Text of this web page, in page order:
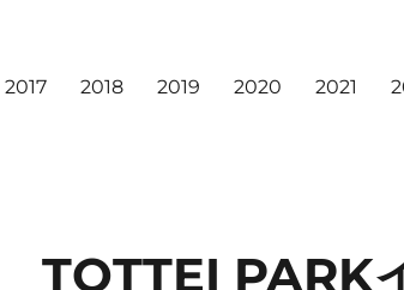
2018 2019 2020 2021
TOTTEI PARK